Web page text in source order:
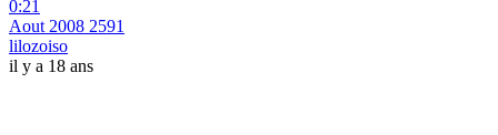
0:21
Aout 2008 2591
lilozoiso
il y a 18 ans